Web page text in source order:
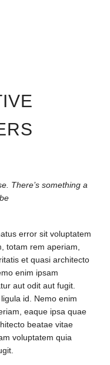
There’s something a
error sit voluptatem
totam rem aperiam,
et quasi architecto
enim ipsam
aut odit aut fugit.
id. Nemo enim
eaque ipsa quae
beatae vitae
voluptatem quia